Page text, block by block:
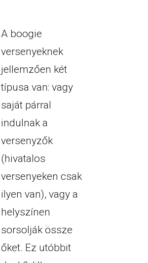
A boogie
versenyeknek
jellemzően két
típusa van: vagy
saját párral
indulnak a
versenyzők
(hivatalos
versenyeken csak
ilyen van), vagy a
helyszínen
sorsolják össze
őket. Ez utóbbit